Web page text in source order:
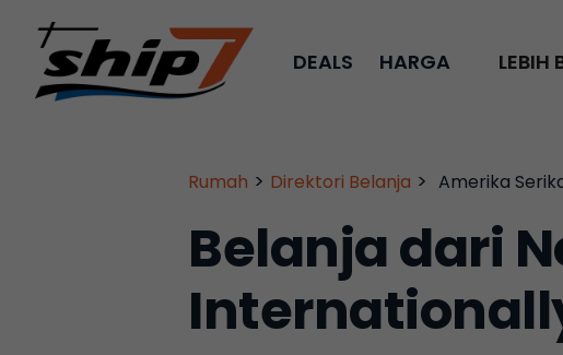
DEALS HARGA LEBIH
Rumah > Direktori Belanja > Amerika
Belanja dari